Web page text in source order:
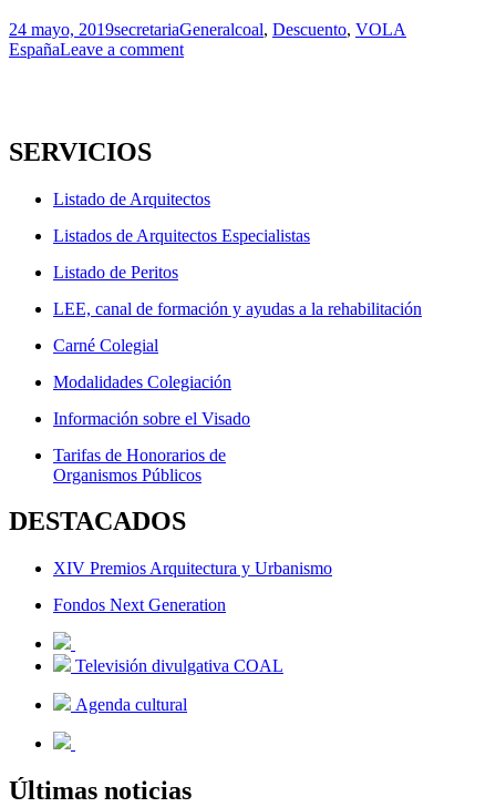
Publicado
el
24 mayo, 2019Autor
secretariaCategorías
GeneralEtiquetas
coal, Descuento, VOLA
EspañaLeave a comment
SERVICIOS
Listado de Arquitectos
Listados de Arquitectos Especialistas
Listado de Peritos
LEE, canal de formación y ayudas a la rehabilitación
Carné Colegial
Modalidades Colegiación
Información sobre el Visado
Tarifas de Honorarios de
Organismos Públicos
DESTACADOS
XIV Premios Arquitectura y Urbanismo
Fondos Next Generation
Televisión divulgativa COAL
Agenda cultural
Últimas noticias